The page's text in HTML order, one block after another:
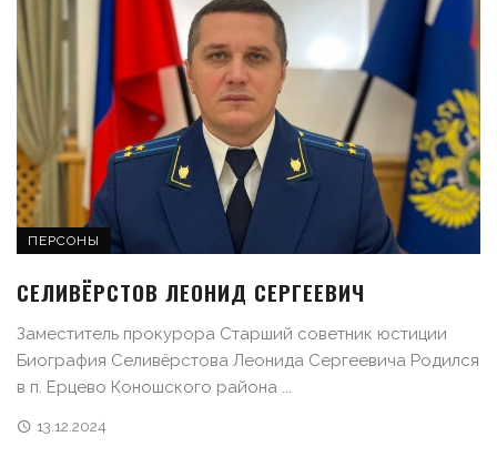
ПЕРСОНЫ
СЕЛИВЁРСТОВ ЛЕОНИД СЕРГЕЕВИЧ
Заместитель прокурора Старший советник юстиции
Биография Селивёрстова Леонида Сергеевича Родился
в п. Ерцево Коношского района ...
13.12.2024